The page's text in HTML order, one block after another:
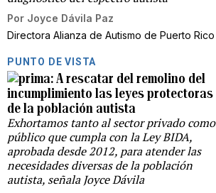
Por Joyce Dávila Paz
Directora Alianza de Autismo de Puerto Rico
PUNTO DE VISTA
A rescatar del remolino del
incumplimiento las leyes protectoras
de la población autista
Exhortamos tanto al sector privado como
público que cumpla con la Ley BIDA,
aprobada desde 2012, para atender las
necesidades diversas de la población
autista, señala Joyce Dávila